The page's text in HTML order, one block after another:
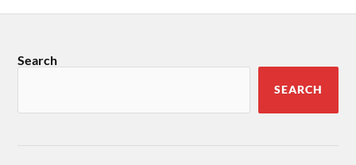
Search
SEARCH